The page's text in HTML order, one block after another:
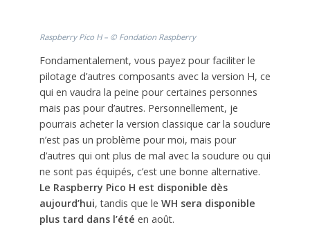
Raspberry Pico H – © Fondation Raspberry
Fondamentalement, vous payez pour faciliter le
pilotage d’autres composants avec la version H, ce
qui en vaudra la peine pour certaines personnes
mais pas pour d’autres. Personnellement, je
pourrais acheter la version classique car la soudure
n’est pas un problème pour moi, mais pour
d’autres qui ont plus de mal avec la soudure ou qui
ne sont pas équipés, c’est une bonne alternative.
Le Raspberry Pico H est disponible dès
aujourd’hui, tandis que le WH sera disponible
plus tard dans l’été en août.